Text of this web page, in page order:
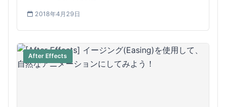
2018年4月29日
After Effects